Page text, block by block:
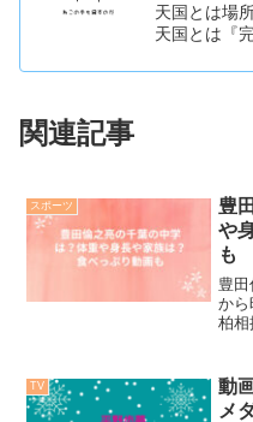
天国とは場
天国とは『
関連記事
スポーツ
豊
や
も
豊
から
柏相
の名
そし
TV
動
メ